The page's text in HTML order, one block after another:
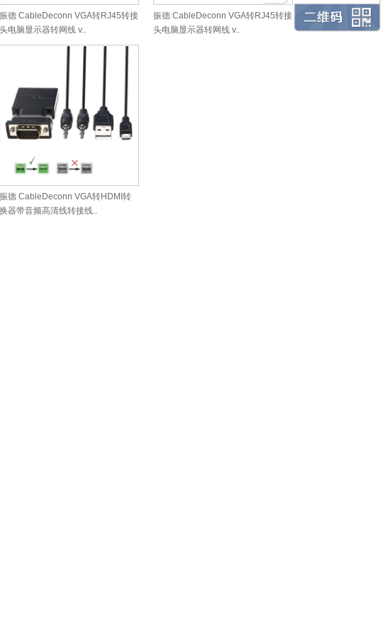
振德 CableDeconn VGA转RJ45转接
头电脑显示器转网线 v..
振德 CableDeconn VGA转RJ45转接
头电脑显示器转网线 v..
振德 CableDeconn VGA转HDMI转
换器带音频高清线转接线..